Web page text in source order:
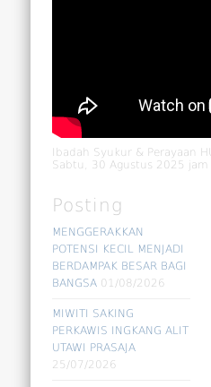
Ibadah Syukur & Perayaan
Sabtu, 30 Agustus 2025 jam
Posting
MENGGERAKKAN
POTENSI KECIL MENJADI
BERDAMPAK BESAR BAGI
BANGSA 01/08/2026
MIWITI SAKING
PERKAWIS INGKANG ALIT
UTAWI PRASAJA
25/07/2026